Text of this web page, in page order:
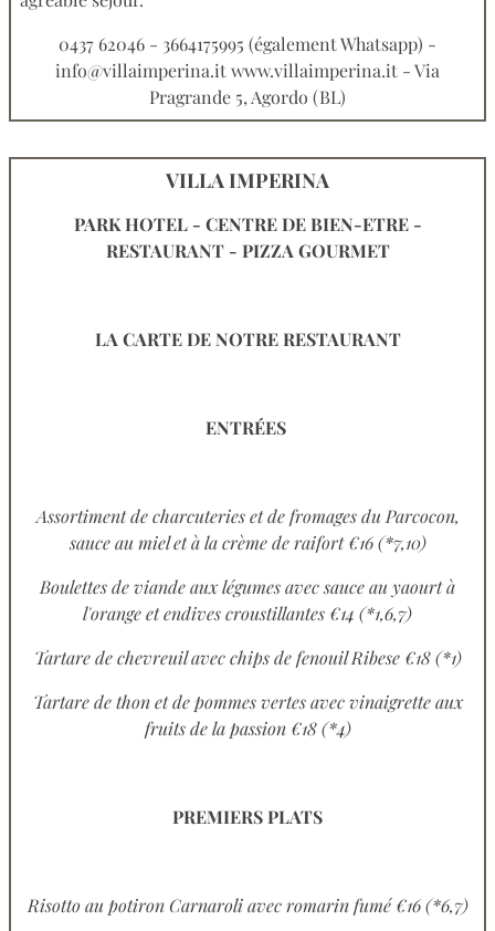
0437 62046 - 3664175995 (également Whatsapp) -
info@villaimperina.it www.villaimperina.it - Via
Pragrande 5, Agordo (BL)
VILLA IMPERINA
PARK HOTEL - CENTRE DE BIEN-ETRE -
RESTAURANT - PIZZA GOURMET
LA CARTE DE NOTRE RESTAURANT
ENTRÉES
Assortiment de charcuteries et de fromages du Parcocon,
sauce au miel et à la crème de raifort €16 (*7,10)
Boulettes de viande aux légumes avec sauce au yaourt à
l'orange et endives croustillantes €14 (*1,6,7)
Tartare de chevreuil avec chips de fenouil Ribese €18 (*1)
Tartare de thon et de pommes vertes avec vinaigrette aux
fruits de la passion €18 (*4)
PREMIERS PLATS
Risotto au potiron Carnaroli avec romarin fumé €16 (*6,7)